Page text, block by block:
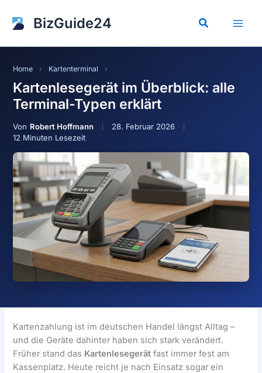
Inhalt
springen
BizGuide24 Suchen
Kartenlesegerät im Überblick: alle
Terminal-Typen erklärt
Robert Hoffmann
28. Februar 2026
12 Minuten Lesezeit
Home › Kartenterminal ›
Kartenzahlung ist im deutschen Handel längst Alltag –
und die Geräte dahinter haben sich stark verändert.
Früher stand das Kartenlesegerät fast immer fest am
Kassenplatz. Heute reicht je nach Einsatz sogar ein